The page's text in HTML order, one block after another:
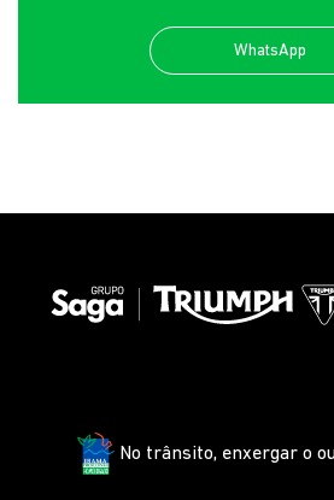
WhatsApp
No trânsito, enxergar o